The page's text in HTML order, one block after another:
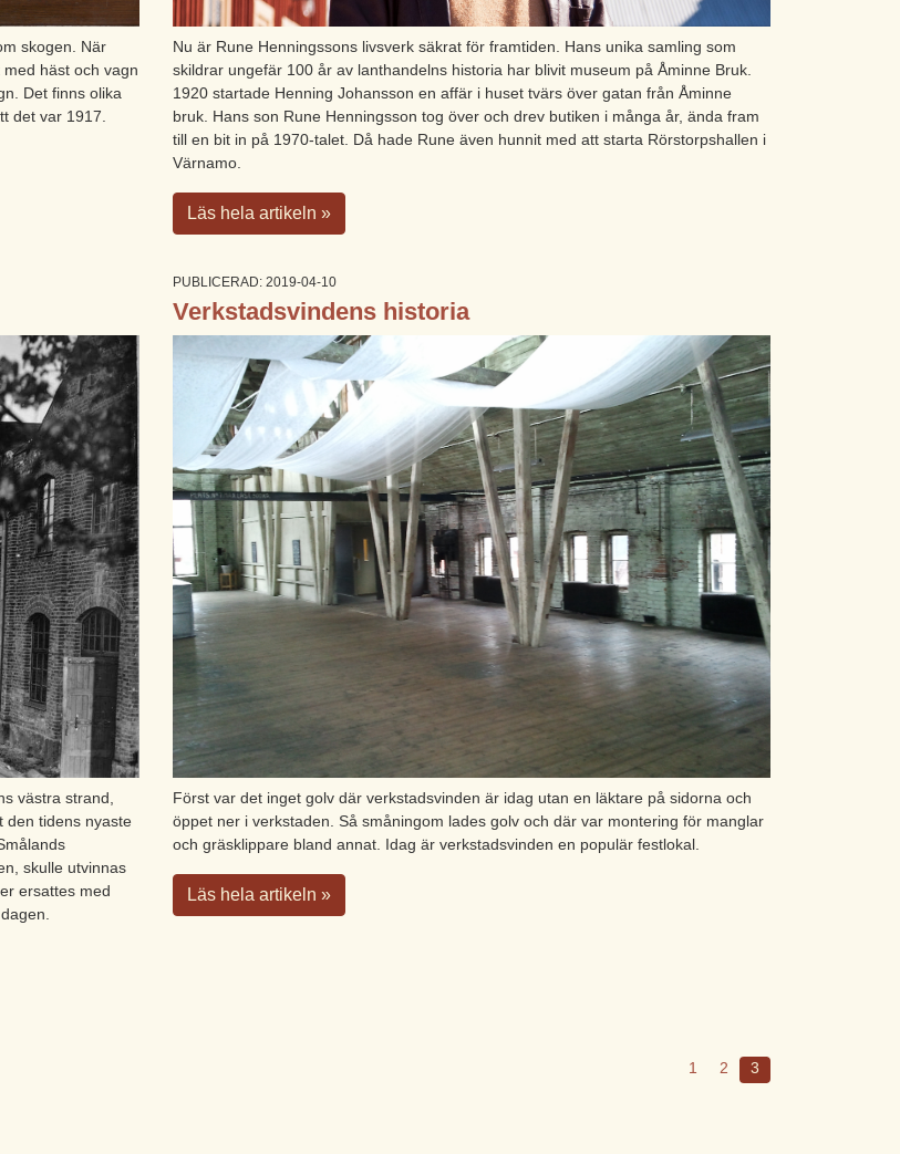
skogen. När
häst och vagn
Det finns olika
det var 1917.
Nu är Rune Henningssons livsverk säkrat för framtiden. Hans unika samling som
skildrar ungefär 100 år av lanthandelns historia har blivit museum på Åminne Bruk.
1920 startade Henning Johansson en affär i huset tvärs över gatan från Åminne
bruk. Hans son Rune Henningsson tog över och drev butiken i många år, ända fram
till en bit in på 1970-talet. Då hade Rune även hunnit med att starta Rörstorpshallen i
Värnamo.
Läs hela artikeln »
västra strand,
den tidens nyaste
skulle utvinnas
ersattes med
PUBLICERAD: 2019-04-10
Verkstadsvindens historia
Först var det inget golv där verkstadsvinden är idag utan en läktare på sidorna och
öppet ner i verkstaden. Så småningom lades golv och där var montering för manglar
och gräsklippare bland annat. Idag är verkstadsvinden en populär festlokal.
Läs hela artikeln »
1 2 3